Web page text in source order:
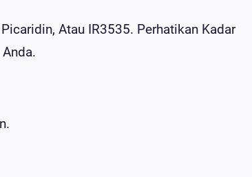
Atau IR3535. Perhatikan Kadar